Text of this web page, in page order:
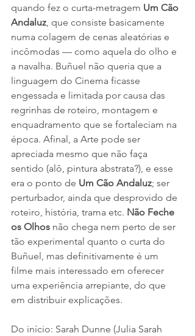
quando fez o curta-metragem Um Cão
Andaluz, que consiste basicamente
numa colagem de cenas aleatórias e
incômodas — como aquela do olho e
a navalha. Buñuel não queria que a
linguagem do Cinema ficasse
engessada e limitada por causa das
regrinhas de roteiro, montagem e
enquadramento que se fortaleciam na
época. Afinal, a Arte pode ser
apreciada mesmo que não faça
sentido (alô, pintura abstrata?), e esse
era o ponto de Um Cão Andaluz; ser
perturbador, ainda que desprovido de
roteiro, história, trama etc. Não Feche
os Olhos não chega nem perto de ser
tão experimental quanto o curta do
Buñuel, mas definitivamente é um
filme mais interessado em oferecer
uma experiência arrepiante, do que
em distribuir explicações.
Do início: Sarah Dunne (Julia Sarah